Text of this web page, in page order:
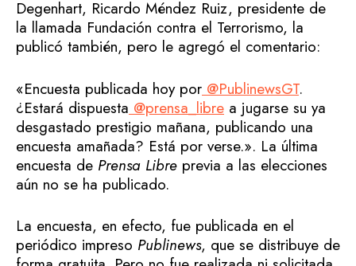
Degenhart, Ricardo Méndez Ruiz, presidente de
la llamada Fundación contra el Terrorismo, la
publicó también, pero le agregó el comentario:
«Encuesta publicada hoy por @PublinewsGT.
¿Estará dispuesta @prensa_libre a jugarse su ya
desgastado prestigio mañana, publicando una
encuesta amañada? Está por verse.». La última
encuesta de Prensa Libre previa a las elecciones
aún no se ha publicado.
La encuesta, en efecto, fue publicada en el
periódico impreso Publinews, que se distribuye de